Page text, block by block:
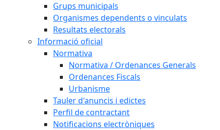
Grups municipals
Organismes dependents o vinculats
Resultats electorals
Informació oficial
Normativa
Normativa / Ordenances Generals
Ordenances Fiscals
Urbanisme
Tauler d'anuncis i edictes
Perfil de contractant
Notificacions electròniques